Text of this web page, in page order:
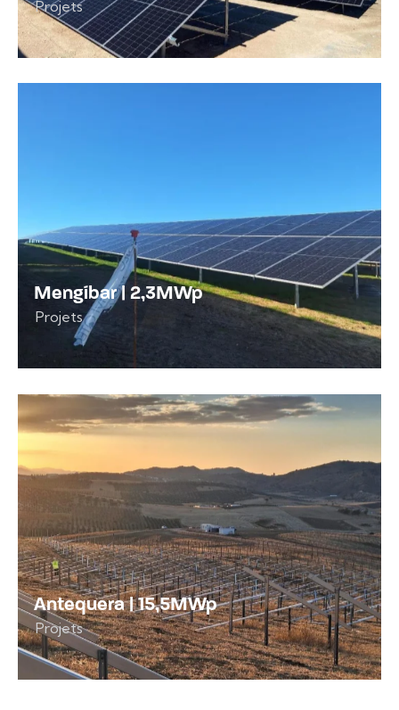
Projets
Mengíbar | 2,3MWp
Projets
Antequera | 15,5MWp
Projets